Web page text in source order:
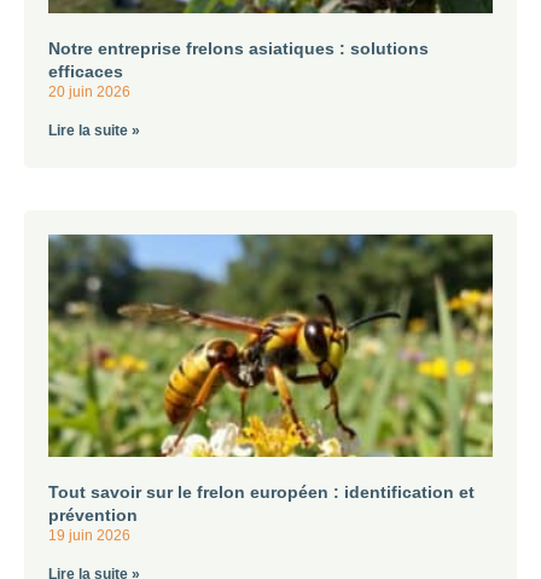
Notre entreprise frelons asiatiques : solutions
efficaces
20 juin 2026
Lire la suite »
Tout savoir sur le frelon européen : identification et
prévention
19 juin 2026
Lire la suite »